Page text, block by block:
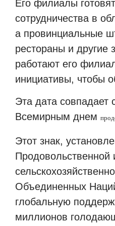
Его филиалы
сотрудничества в
а провинциальные
рестораны и другие
работают его
инициативы, чтобы
Эта дата совпадает
Всемирным днем
Этот знак,
Продовольственной
Объединенных
глобальную
миллионов